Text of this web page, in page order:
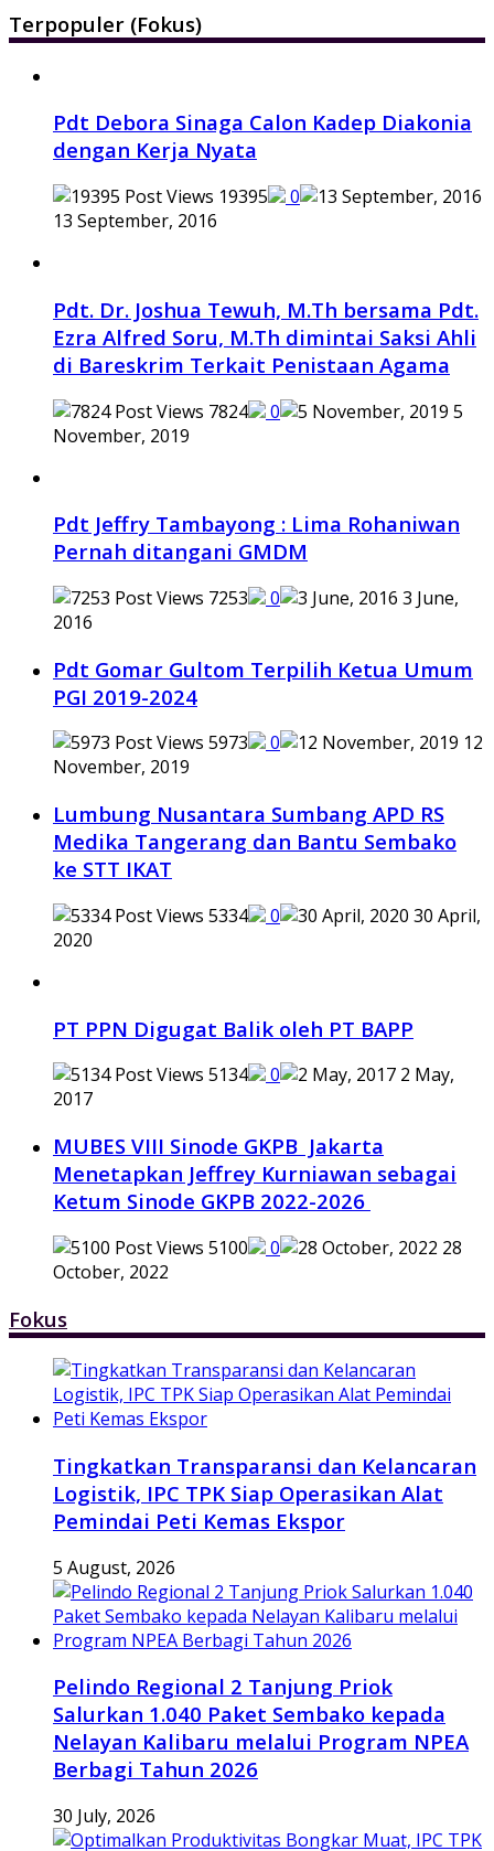
Terpopuler (Fokus)
Pdt Debora Sinaga Calon Kadep Diakonia
dengan Kerja Nyata
19395
0
13 September, 2016
Pdt. Dr. Joshua Tewuh, M.Th bersama Pdt.
Ezra Alfred Soru, M.Th dimintai Saksi Ahli
di Bareskrim Terkait Penistaan Agama
7824 0
5
November, 2019
Pdt Jeffry Tambayong : Lima Rohaniwan
Pernah ditangani GMDM
7253 0
3 June,
2016
Pdt Gomar Gultom Terpilih Ketua Umum
PGI 2019-2024
5973 0
12
November, 2019
Lumbung Nusantara Sumbang APD RS
Medika Tangerang dan Bantu Sembako
ke STT IKAT
5334 0
30 April,
2020
PT PPN Digugat Balik oleh PT BAPP
5134 0
2 May,
2017
MUBES VIII Sinode GKPB Jakarta
Menetapkan Jeffrey Kurniawan sebagai
Ketum Sinode GKPB 2022-2026
5100 0
28
October, 2022
Fokus
Tingkatkan Transparansi dan Kelancaran
Logistik, IPC TPK Siap Operasikan Alat
Pemindai Peti Kemas Ekspor
5 August, 2026
Pelindo Regional 2 Tanjung Priok
Salurkan 1.040 Paket Sembako kepada
Nelayan Kalibaru melalui Program NPEA
Berbagi Tahun 2026
30 July, 2026